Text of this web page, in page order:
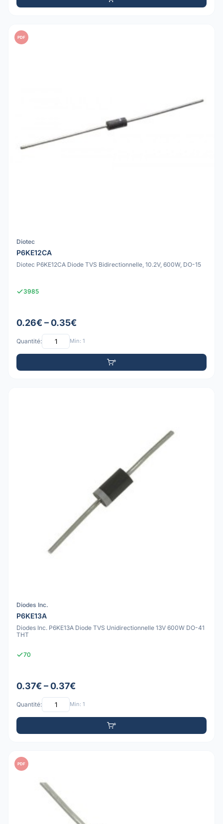
PDF
Diotec
P6KE12CA
Diotec P6KE12CA Diode TVS Bidirectionnelle, 10.2V, 600W, DO-15
3985
0.26€ – 0.35€
Quantité: Min: 1
Diodes Inc.
P6KE13A
Diodes Inc. P6KE13A Diode TVS Unidirectionnelle 13V 600W DO-41
THT
70
0.37€ – 0.37€
Quantité: Min: 1
PDF